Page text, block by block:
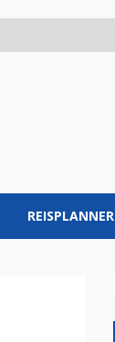
REISPLANNER